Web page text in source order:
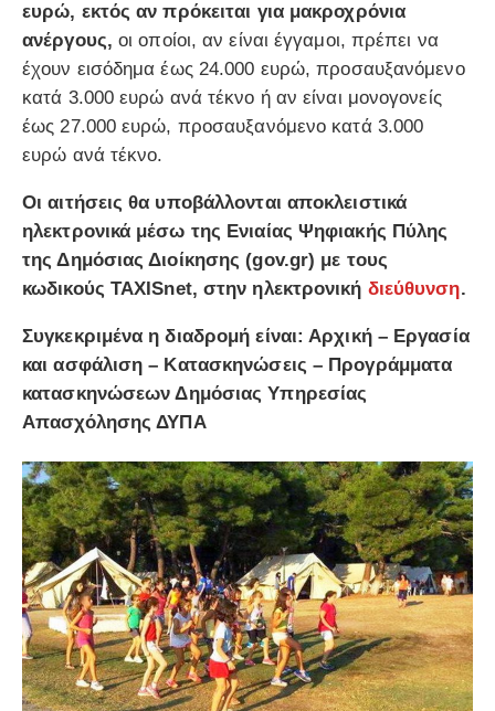
ευρώ, εκτός αν πρόκειται για μακροχρόνια
ανέργους, οι οποίοι, αν είναι έγγαμοι, πρέπει να
έχουν εισόδημα έως 24.000 ευρώ, προσαυξανόμενο
κατά 3.000 ευρώ ανά τέκνο ή αν είναι μονογονείς
έως 27.000 ευρώ, προσαυξανόμενο κατά 3.000
ευρώ ανά τέκνο.
Οι αιτήσεις θα υποβάλλονται αποκλειστικά
ηλεκτρονικά μέσω της Ενιαίας Ψηφιακής Πύλης
της Δημόσιας Διοίκησης (gov.gr) με τους
κωδικούς TAXISnet, στην ηλεκτρονική διεύθυνση.
Συγκεκριμένα η διαδρομή είναι: Αρχική – Εργασία
και ασφάλιση – Κατασκηνώσεις – Προγράμματα
κατασκηνώσεων Δημόσιας Υπηρεσίας
Απασχόλησης ΔΥΠΑ